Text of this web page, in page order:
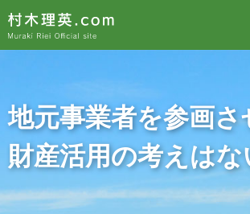
地元事業者を参画さ
財産活用の考えは